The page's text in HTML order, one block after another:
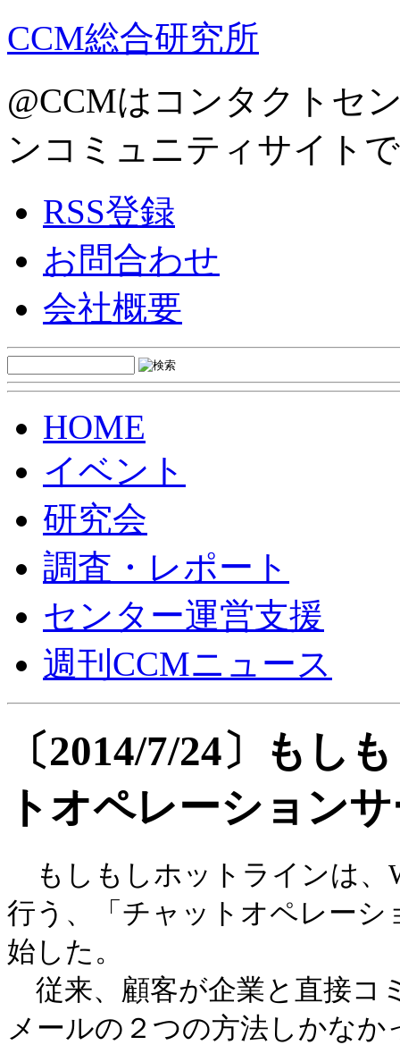
CCM総合研究所
@CCMはコンタクトセ
ンコミュニティサイト
RSS登録
お問合わせ
会社概要
HOME
イベント
研究会
調査・レポート
センター運営支援
週刊CCMニュース
〔2014/7/24〕もし
トオペレーション
もしもしホットラインは、
行う、「チャットオペレーシ
始した。
従来、顧客が企業と直接コ
メールの２つの方法しかなか